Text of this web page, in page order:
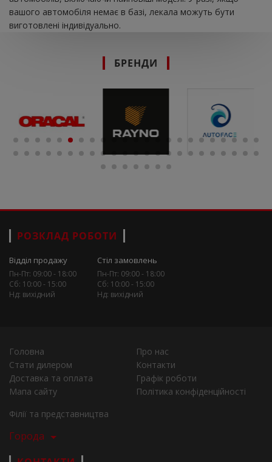
вашого автомобіля немає в базі, лекала можуть бути
виготовлені індивідуально.
БРЕНДИ
РОЗКЛАД РОБОТИ
Відділ продажу
Пн-Пт: 09:00 - 18:00
Сб: 10:00 - 15:00
Нд: вихідний
Стіл замовлень
Пн-Пт: 09:00 - 18:00
Сб: 10:00 - 15:00
Нд: вихідний
Головна
Про нас
Стати дилером
Контакти
Доставка та оплата
Графік роботи
Мапа сайту
Політика конфіденційності
Філії та представництва
Города